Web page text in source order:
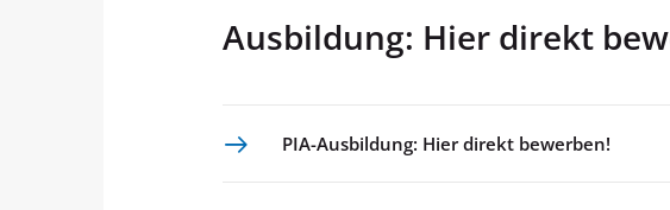
Ausbildung: Hier direkt
PIA-Ausbildung: Hier direkt bewerben!